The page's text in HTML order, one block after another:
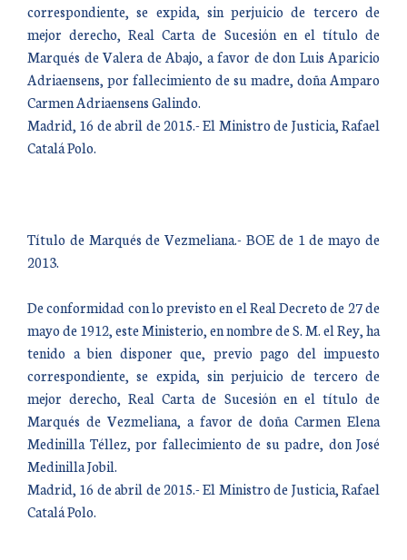
correspondiente, se expida, sin perjuicio de tercero de
mejor derecho, Real Carta de Sucesión en el título de
Marqués de Valera de Abajo, a favor de don Luis Aparicio
Adriaensens, por fallecimiento de su madre, doña Amparo
Carmen Adriaensens Galindo.
Madrid, 16 de abril de 2015.- El Ministro de Justicia, Rafael
Catalá Polo.
Título de Marqués de Vezmeliana.- BOE de 1 de mayo de
2013.
De conformidad con lo previsto en el Real Decreto de 27 de
mayo de 1912, este Ministerio, en nombre de S. M. el Rey, ha
tenido a bien disponer que, previo pago del impuesto
correspondiente, se expida, sin perjuicio de tercero de
mejor derecho, Real Carta de Sucesión en el título de
Marqués de Vezmeliana, a favor de doña Carmen Elena
Medinilla Téllez, por fallecimiento de su padre, don José
Medinilla Jobil.
Madrid, 16 de abril de 2015.- El Ministro de Justicia, Rafael
Catalá Polo.